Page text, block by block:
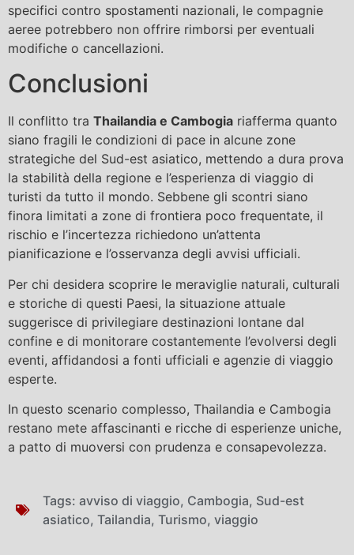
specifici contro spostamenti nazionali, le compagnie
aeree potrebbero non offrire rimborsi per eventuali
modifiche o cancellazioni.
Conclusioni
Il conflitto tra Thailandia e Cambogia riafferma quanto
siano fragili le condizioni di pace in alcune zone
strategiche del Sud-est asiatico, mettendo a dura prova
la stabilità della regione e l’esperienza di viaggio di
turisti da tutto il mondo. Sebbene gli scontri siano
finora limitati a zone di frontiera poco frequentate, il
rischio e l’incertezza richiedono un’attenta
pianificazione e l’osservanza degli avvisi ufficiali.
Per chi desidera scoprire le meraviglie naturali, culturali
e storiche di questi Paesi, la situazione attuale
suggerisce di privilegiare destinazioni lontane dal
confine e di monitorare costantemente l’evolversi degli
eventi, affidandosi a fonti ufficiali e agenzie di viaggio
esperte.
In questo scenario complesso, Thailandia e Cambogia
restano mete affascinanti e ricche di esperienze uniche,
a patto di muoversi con prudenza e consapevolezza.
Tags: avviso di viaggio, Cambogia, Sud-est
asiatico, Tailandia, Turismo, viaggio